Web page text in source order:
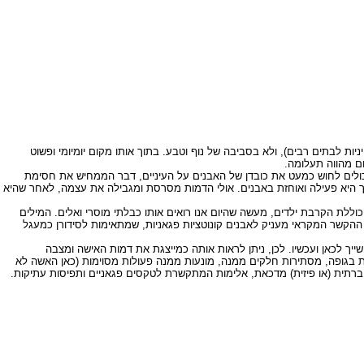
לבתים רבים), ולא בסביבה של נוף וטבע. בתוך אותו מקום יומיומי ופשוט
מהווה תעלומה.
לחוש כמעט את כובדן של האבנים על העיניים, דבר הממחיש את חסימת
היא פעילה ואוחזת באבנים. אולי הדמות מסרסת ומגבילה את עצמה, לאחר שהיא
הקרבת ילדים, מעשה שהיום אנו רואים אותו כבלתי מוסרי ואלים. המילים
המקראי מעניק לאבנים קונוטציות פגאניות, שמתאימות לסידורן כמעגל
לכאן ועכשיו. לכן, ניתן לראות אותה כמייצגת את דמות האישה ומצבה
מסתירות חלקים ממנה, מונעות ממנה פעולות מסוימות (כאן האשה לא
(או פיזית) מדכאת, אלימות המתקשרת לטקסים פגאניים ותפיסות עתיקות.